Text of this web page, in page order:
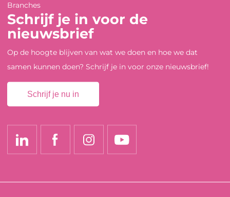
Branches
Schrijf je in voor de
nieuwsbrief
Op de hoogte blijven van wat we doen en hoe we dat
samen kunnen doen? Schrijf je in voor onze nieuwsbrief!
Schrijf je nu in